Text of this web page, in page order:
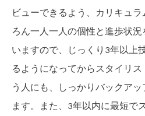
ビューできるよう、カリキュ
ろん一人一人の個性と進歩状
いますので、じっくり3年以上
るようになってからスタイリ
う人にも、しっかりバックア
ます。また、3年以内に最短で